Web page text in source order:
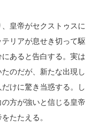
皇帝がセクストゥスに
リアが息せき切って駆
あると告白する。実は
のだが、新たな出現し
けに驚き当惑する。し
方が強いと信じる皇帝
たたえる。